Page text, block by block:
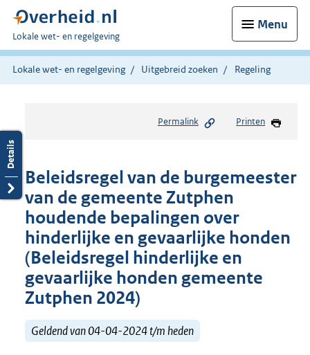
Menu
U
bent
hier:
Lokale wet- en regelgeving
Lokale wet- en regelgeving Uitgebreid zoeken Regeling
Permalink Printen
Beleidsregel van de burgemeester
van de gemeente Zutphen
houdende bepalingen over
hinderlijke en gevaarlijke honden
(Beleidsregel hinderlijke en
gevaarlijke honden gemeente
Zutphen 2024)
Geldend van 04-04-2024 t/m heden